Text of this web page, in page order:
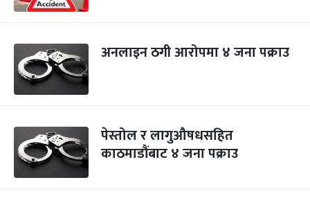
अनलाइन ठगी आरोपमा ४ जना पक्राउ
पेस्तोल र लागुऔषधसहित
काठमाडौंबाट ४ जना पक्राउ